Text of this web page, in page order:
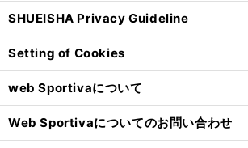
SHUEISHA Privacy Guideline
Setting of Cookies
web Sportivaについて
Web Sportivaについてのお問い合わせ